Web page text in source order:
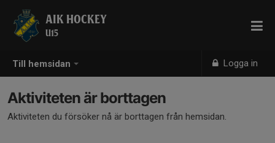
Till hemsidan Logga in
AIK HOCKEY
U15
Aktiviteten är borttagen
Aktiviteten du försöker nå är borttagen från hemsidan.